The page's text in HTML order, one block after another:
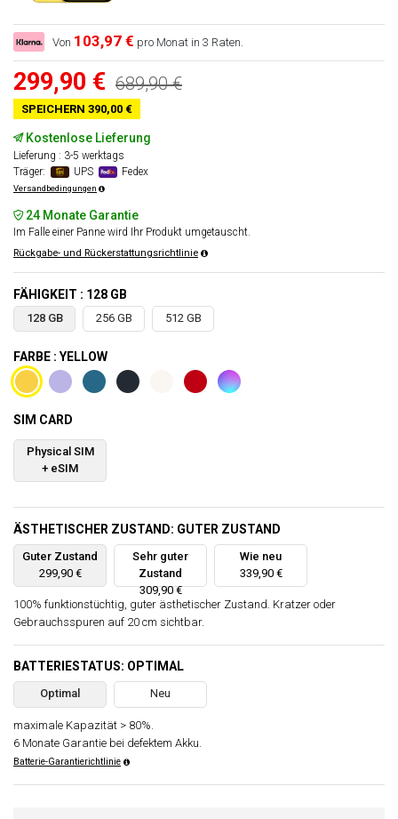
Von 103,97 € pro Monat in 3 Raten.
299,90 € 689,90 €
SPEICHERN 390,00 €
Kostenlose Lieferung
Lieferung : 3-5 werktags
Träger:
UPS Fedex
Versandbedingungen
24 Monate Garantie
Im Falle einer Panne wird Ihr Produkt umgetauscht.
Rückgabe- und Rückerstattungsrichtlinie
FÄHIGKEIT : 128 GB
128 GB 256 GB 512 GB
FARBE : YELLOW
SIM CARD
Physical SIM
+ eSIM
ÄSTHETISCHER ZUSTAND: GUTER ZUSTAND
Guter Zustand
299,90 €
Sehr guter
Zustand
309,90 €
Wie neu
339,90 €
100% funktionstüchtig, guter ästhetischer Zustand. Kratzer oder
Gebrauchsspuren auf 20 cm sichtbar.
BATTERIESTATUS: OPTIMAL
Optimal Neu
maximale Kapazität > 80%.
6 Monate Garantie bei defektem Akku.
Batterie-Garantierichtlinie